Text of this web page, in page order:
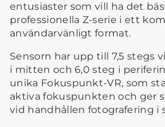
entusiaster som vill ha det
professionella Z-serie i ett
användarvänligt format.
Sensorn har upp till 7,5 stegs
i mitten och 6,0 steg i
unika Fokuspunkt-VR, som
aktiva fokuspunkten och ger
vid handhållen fotografering i